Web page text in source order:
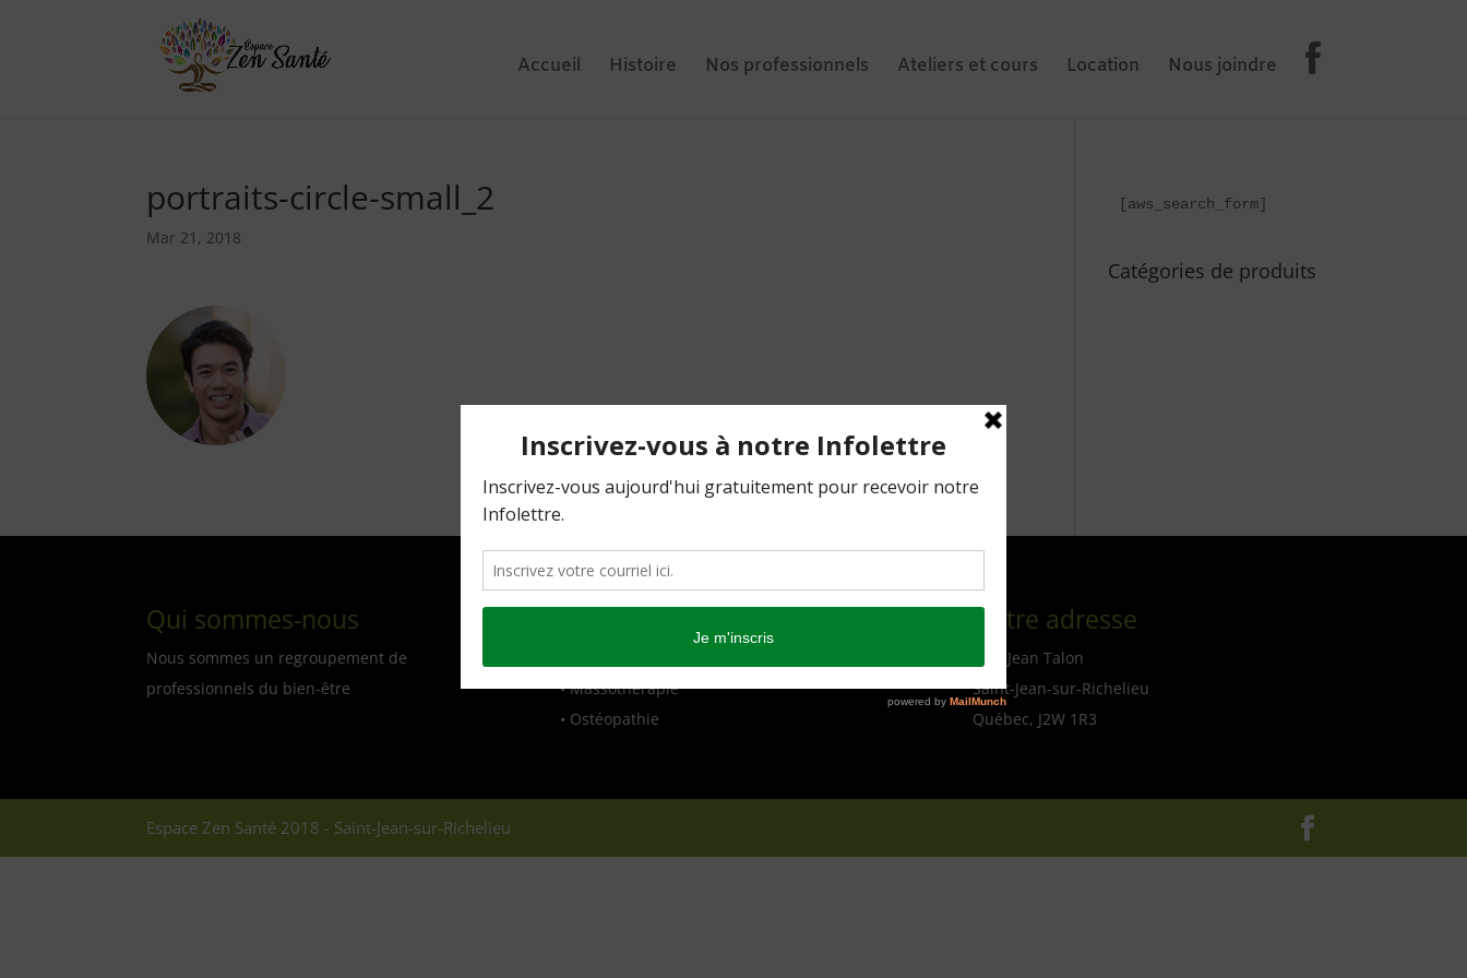
Accueil Histoire Nos professionnels Ateliers et cours Location Nous joindre
portraits-circle-small_2
Mar 21, 2018
[aws_search_form]
Catégories de produits
Qui sommes-nous
Nous sommes un regroupement de
professionnels du bien-être
Nos partenaires
•Massothérapie
• Ostéopathie
Notre adresse
114, Jean Talon
Saint-Jean-sur-Richelieu
Québec, J2W 1R3
Espace Zen Santé 2018 - Saint-Jean-sur-Richelieu